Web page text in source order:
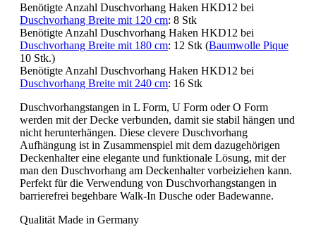
Benötigte Anzahl Duschvorhang Haken HKD12 bei
Duschvorhang Breite mit 120 cm: 8 Stk
Benötigte Anzahl Duschvorhang Haken HKD12 bei
Duschvorhang Breite mit 180 cm: 12 Stk (Baumwolle Pique
10 Stk.)
Benötigte Anzahl Duschvorhang Haken HKD12 bei
Duschvorhang Breite mit 240 cm: 16 Stk
Duschvorhangstangen in L Form, U Form oder O Form
werden mit der Decke verbunden, damit sie stabil hängen und
nicht herunterhängen. Diese clevere Duschvorhang
Aufhängung ist in Zusammenspiel mit dem dazugehörigen
Deckenhalter eine elegante und funktionale Lösung, mit der
man den Duschvorhang am Deckenhalter vorbeiziehen kann.
Perfekt für die Verwendung von Duschvorhangstangen in
barrierefrei begehbare Walk-In Dusche oder Badewanne.
Qualität Made in Germany